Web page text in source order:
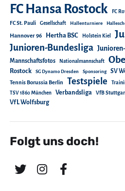
FC Hansa Rostock FC
FC St. Pauli Gesellschaft Hallenturniere
Hannover 96 Hertha BSC Holstein Kiel
Junioren-Bundesliga
Mannschaftsfotos
Nationalmannschaft
Rostock SG Dynamo Dresden Sponsoring SV
Tennis Borussia Berlin Testspiele
TSV 1860 München Verbandsliga VfB
VfL Wolfsburg
Folgt uns doch!